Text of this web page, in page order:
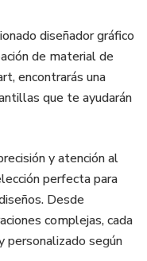
diseñador gráfico
de material de
encontrarás una
que te ayudarán
y atención al
perfecta para
Desde
complejas, cada
según